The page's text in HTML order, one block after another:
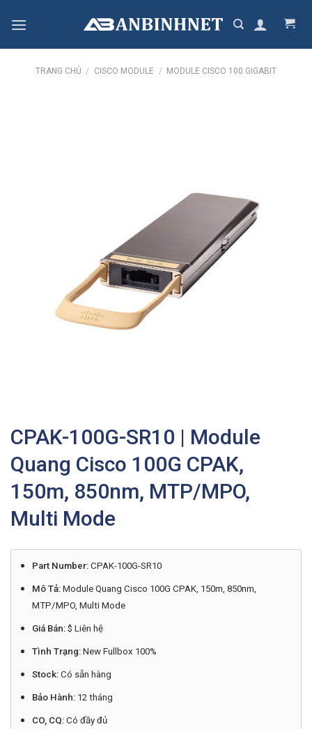
TRANG CHỦ / CISCO MODULE / MODULE CISCO 100 GIGABIT
CPAK-100G-SR10 | Module
Quang Cisco 100G CPAK,
150m, 850nm, MTP/MPO,
Multi Mode
Part Number:CPAK-100G-SR10
Mô Tả:Module Quang Cisco 100G CPAK, 150m, 850nm,
MTP/MPO, Multi Mode
Giá Bán:$ Liên hệ
Tình Trạng:New Fullbox 100%
Stock:Có sẵn hàng
Bảo Hành: 12 tháng
CO, CQ: Có đầy đủ